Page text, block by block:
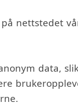
nettstedet
data,